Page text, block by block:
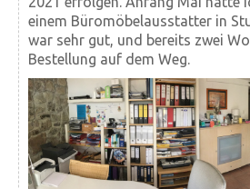
einem Büro­möbel­ausstatter in
war sehr gut, und bereits zwei
Bestellung auf dem Weg.